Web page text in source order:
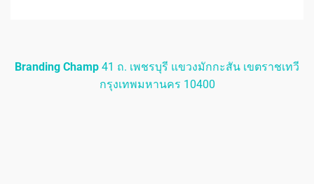
Branding Champ 41 ถ. เพชรบุรี แขวงมักกะสัน เขตราชเทวี
กรุงเทพมหานคร 10400